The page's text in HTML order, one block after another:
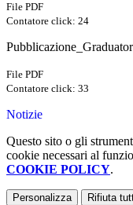
File PDF
Contatore click: 24
File PDF
Contatore click: 33
Notizie
Questo sito o gli
cookie necessari al
COOKIE POLICY.
Personalizza Rifiuta